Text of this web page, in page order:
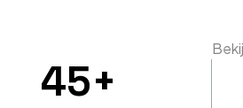
45+